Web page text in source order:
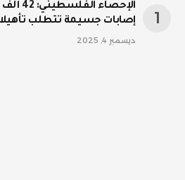
إصابات جسيمة تتطلب
ديسمبر 4, 2025